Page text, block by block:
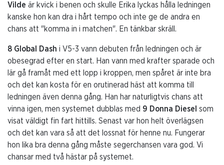
Vilde är kvick i benen och skulle Erika lyckas hålla ledningen
kanske hon kan dra i hårt tempo och inte ge de andra en
chans att "komma in i matchen". En tänkbar skräll.
8 Global Dash i V5-3 vann debuten från ledningen och är
obesegrad efter en start. Han vann med krafter sparade och
lär gå framåt med ett lopp i kroppen, men spåret är inte bra
och det kan kosta för en orutinerad häst att komma till
ledningen även denna gång. Han har naturligtvis chans att
vinna igen, men systemet dubblas med 9 Donna Diesel som
visat väldigt fin fart hittills. Senast var hon helt överlägsen
och det kan vara så att det lossnat för henne nu. Fungerar
hon lika bra denna gång måste segerchansen vara god. Vi
chansar med två hästar på systemet.